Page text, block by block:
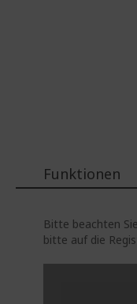
Funktionen
Bitte beachten
bitte auf die